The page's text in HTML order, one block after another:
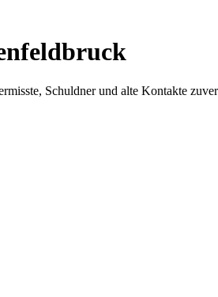
Schuldner und alte Kontakte